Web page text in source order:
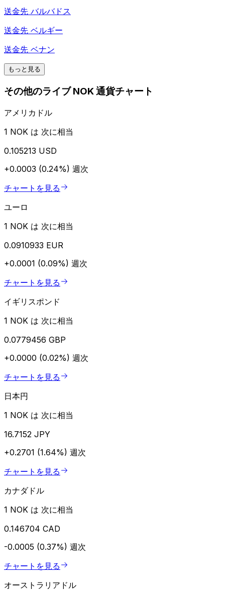
送金先 バルバドス
送金先 ベルギー
送金先 ベナン
もっと見る
その他のライブ NOK 通貨チャート
アメリカドル
1 NOK は 次に相当
0.105213 USD
+0.0003 (0.24%) 週次
チャートを見る
ユーロ
1 NOK は 次に相当
0.0910933 EUR
+0.0001 (0.09%) 週次
チャートを見る
イギリスポンド
1 NOK は 次に相当
0.0779456 GBP
+0.0000 (0.02%) 週次
チャートを見る
日本円
1 NOK は 次に相当
16.7152 JPY
+0.2701 (1.64%) 週次
チャートを見る
カナダドル
1 NOK は 次に相当
0.146704 CAD
-0.0005 (0.37%) 週次
チャートを見る
オーストラリアドル